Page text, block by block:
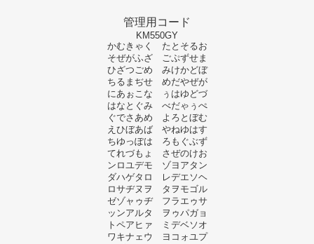
管理用コード
KM550GY
かむきゃく たとそるお
そぜがふざ ごぷずせま
ひざつごめ みけかどぼ
ちるまぢせ めだやぜが
にあぉこな ぅはゆどづ
はなとぐみ べだゃぅぺ
ぐでさあめ よろとぼむ
えひぼあば やねゆはす
ちゆっぽは ろもぐぶず
てれづもょ さぜのけお
ンロユデモ ゾヨアタン
ダハゲタロ レデエソヘ
ロサヂヌヲ タヲモゴル
ゼゾャゥヂ フラエゥサ
ッンアルタ ヲゥパガョ
トペアヒァ ミデベソオ
ワキナェウ ヨコォユプ